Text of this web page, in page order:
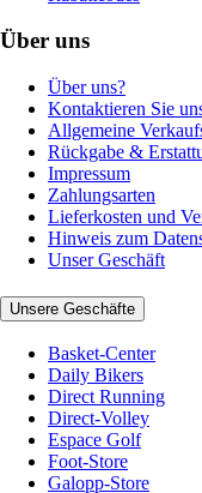
Über uns
Über uns?
Kontaktieren Sie
Allgemeine
Rückgabe &
Impressum
Zahlungsarten
Lieferkosten und
Hinweis zum
Unser Geschäft
Unsere Geschäfte
Basket-Center
Daily Bikers
Direct Running
Direct-Volley
Espace Golf
Foot-Store
Galopp-Store